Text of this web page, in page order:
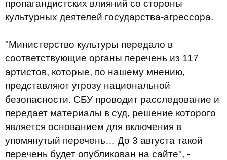
пропагандистских влияний со стороны
культурных деятелей государства-агрессора.
"Министерство культуры передало в
соответствующие органы перечень из 117
артистов, которые, по нашему мнению,
представляют угрозу национальной
безопасности. СБУ проводит расследование и
передает материалы в суд, решение которого
является основанием для включения в
упомянутый перечень… До 3 августа такой
перечень будет опубликован на сайте", -